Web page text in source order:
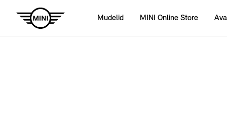
Mudelid MINI Online Store